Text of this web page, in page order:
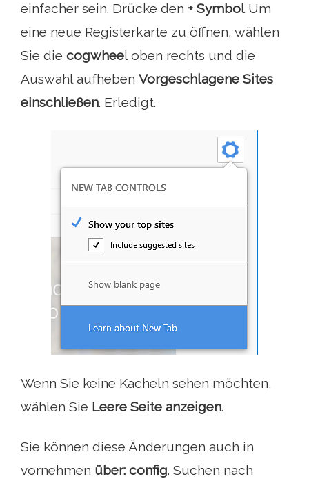
einfacher sein. Drücke den + SymbolUm
eine neue Registerkarte zu öffnen, wählen
Sie die cogwheel oben rechts und die
Auswahl aufheben Vorgeschlagene Sites
einschließen. Erledigt.
Wenn Sie keine Kacheln sehen möchten,
wählen Sie Leere Seite anzeigen.
Sie können diese Änderungen auch in
vornehmen über: config. Suchen nach